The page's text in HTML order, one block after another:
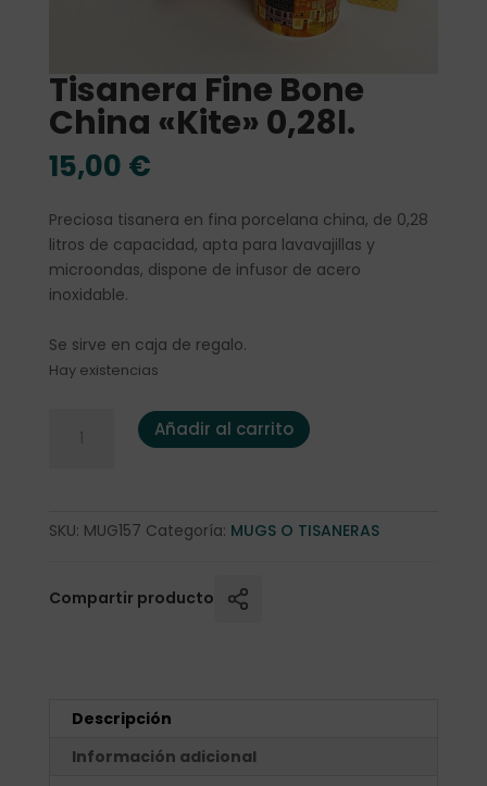
Tisanera Fine Bone
China «Kite» 0,28l.
15,00 €
Preciosa tisanera en fina porcelana china, de 0,28
litros de capacidad, apta para lavavajillas y
microondas, dispone de infusor de acero
inoxidable.
Se sirve en caja de regalo.
Hay existencias
Tisanera Fine Bone China "Kite" 0,28l. cantidad
Añadir al carrito
SKU: MUG157 Categoría: MUGS O TISANERAS
Compartir producto
Descripción
Información adicional